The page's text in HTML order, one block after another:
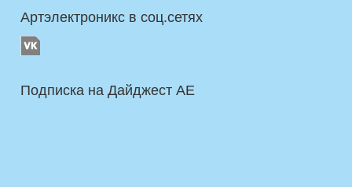
Артэлектроникс в соц.сетях
Подписка на Дайджест AE